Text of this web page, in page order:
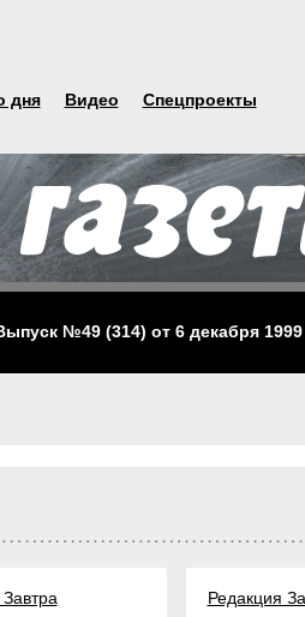
дня Видео Спецпроекты
№49 (314) от 6 декабря 1999
Редакция